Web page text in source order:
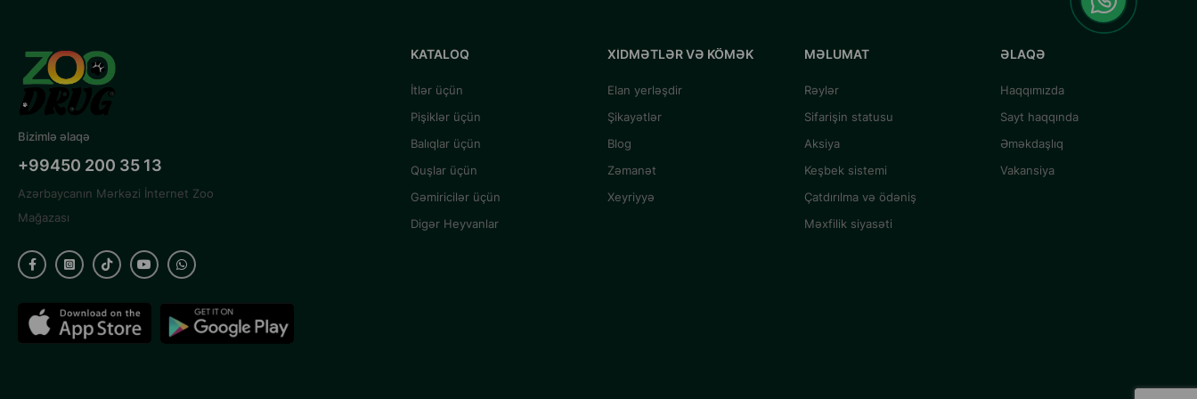
Bizimlə əlaqə
+99450 200 35 13
Azərbaycanın Mərkəzi İnternet Zoo
Mağazası
KATALOQ
İtlər üçün
Pişiklər üçün
Balıqlar üçün
Quşlar üçün
Gəmiricilər üçün
Digər Heyvanlar
XIDMƏTLƏR VƏ KÖMƏK
Elan yerləşdir
Şikayətlər
Blog
Zəmanət
Xeyriyyə
MƏLUMAT
Rəylər
Sifarişin statusu
Aksiya
Keşbek sistemi
Çatdırılma və ödəniş
Məxfilik siyasəti
ƏLAQƏ
Haqqımızda
Sayt haqqında
Əməkdaşlıq
Vakansiya